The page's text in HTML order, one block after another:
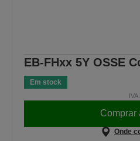
EB-FHxx 5Y OSSE
Em stock
Comprar
Onde